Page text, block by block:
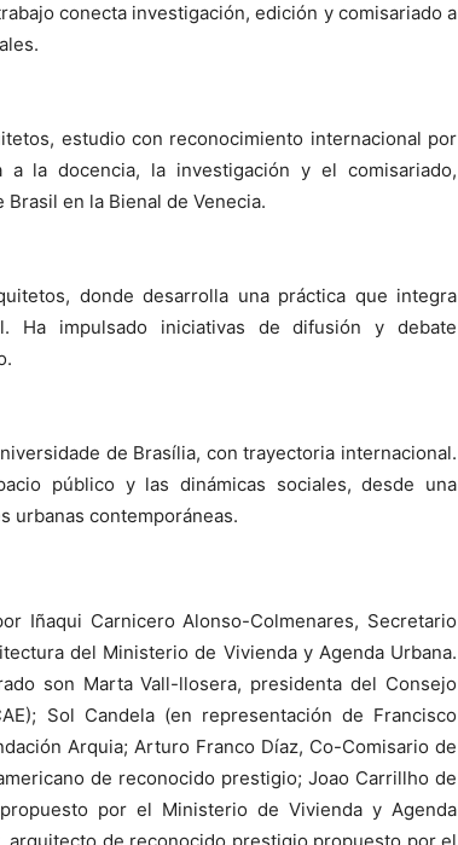
conecta investigación, edición y comisariado a
estudio con reconocimiento internacional por
la docencia, la investigación y el comisariado,
en la Bienal de Venecia.
donde desarrolla una práctica que integra
Ha impulsado iniciativas de difusión y debate
de Brasília, con trayectoria internacional.
público y las dinámicas sociales, desde una
urbanas contemporáneas.
Iñaqui Carnicero Alonso-Colmenares, Secretario
del Ministerio de Vivienda y Agenda Urbana.
son Marta Vall-llosera, presidenta del Consejo
Sol Candela (en representación de Francisco
Arquia; Arturo Franco Díaz, Co-Comisario de
de reconocido prestigio; Joao Carrillho de
por el Ministerio de Vivienda y Agenda